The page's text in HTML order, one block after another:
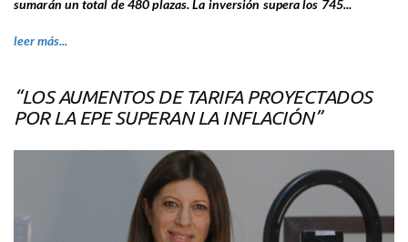
sumarán un total de 480 plazas. La inversión supera los 745...
leer más...
“LOS AUMENTOS DE TARIFA PROYECTADOS
POR LA EPE SUPERAN LA INFLACIÓN”